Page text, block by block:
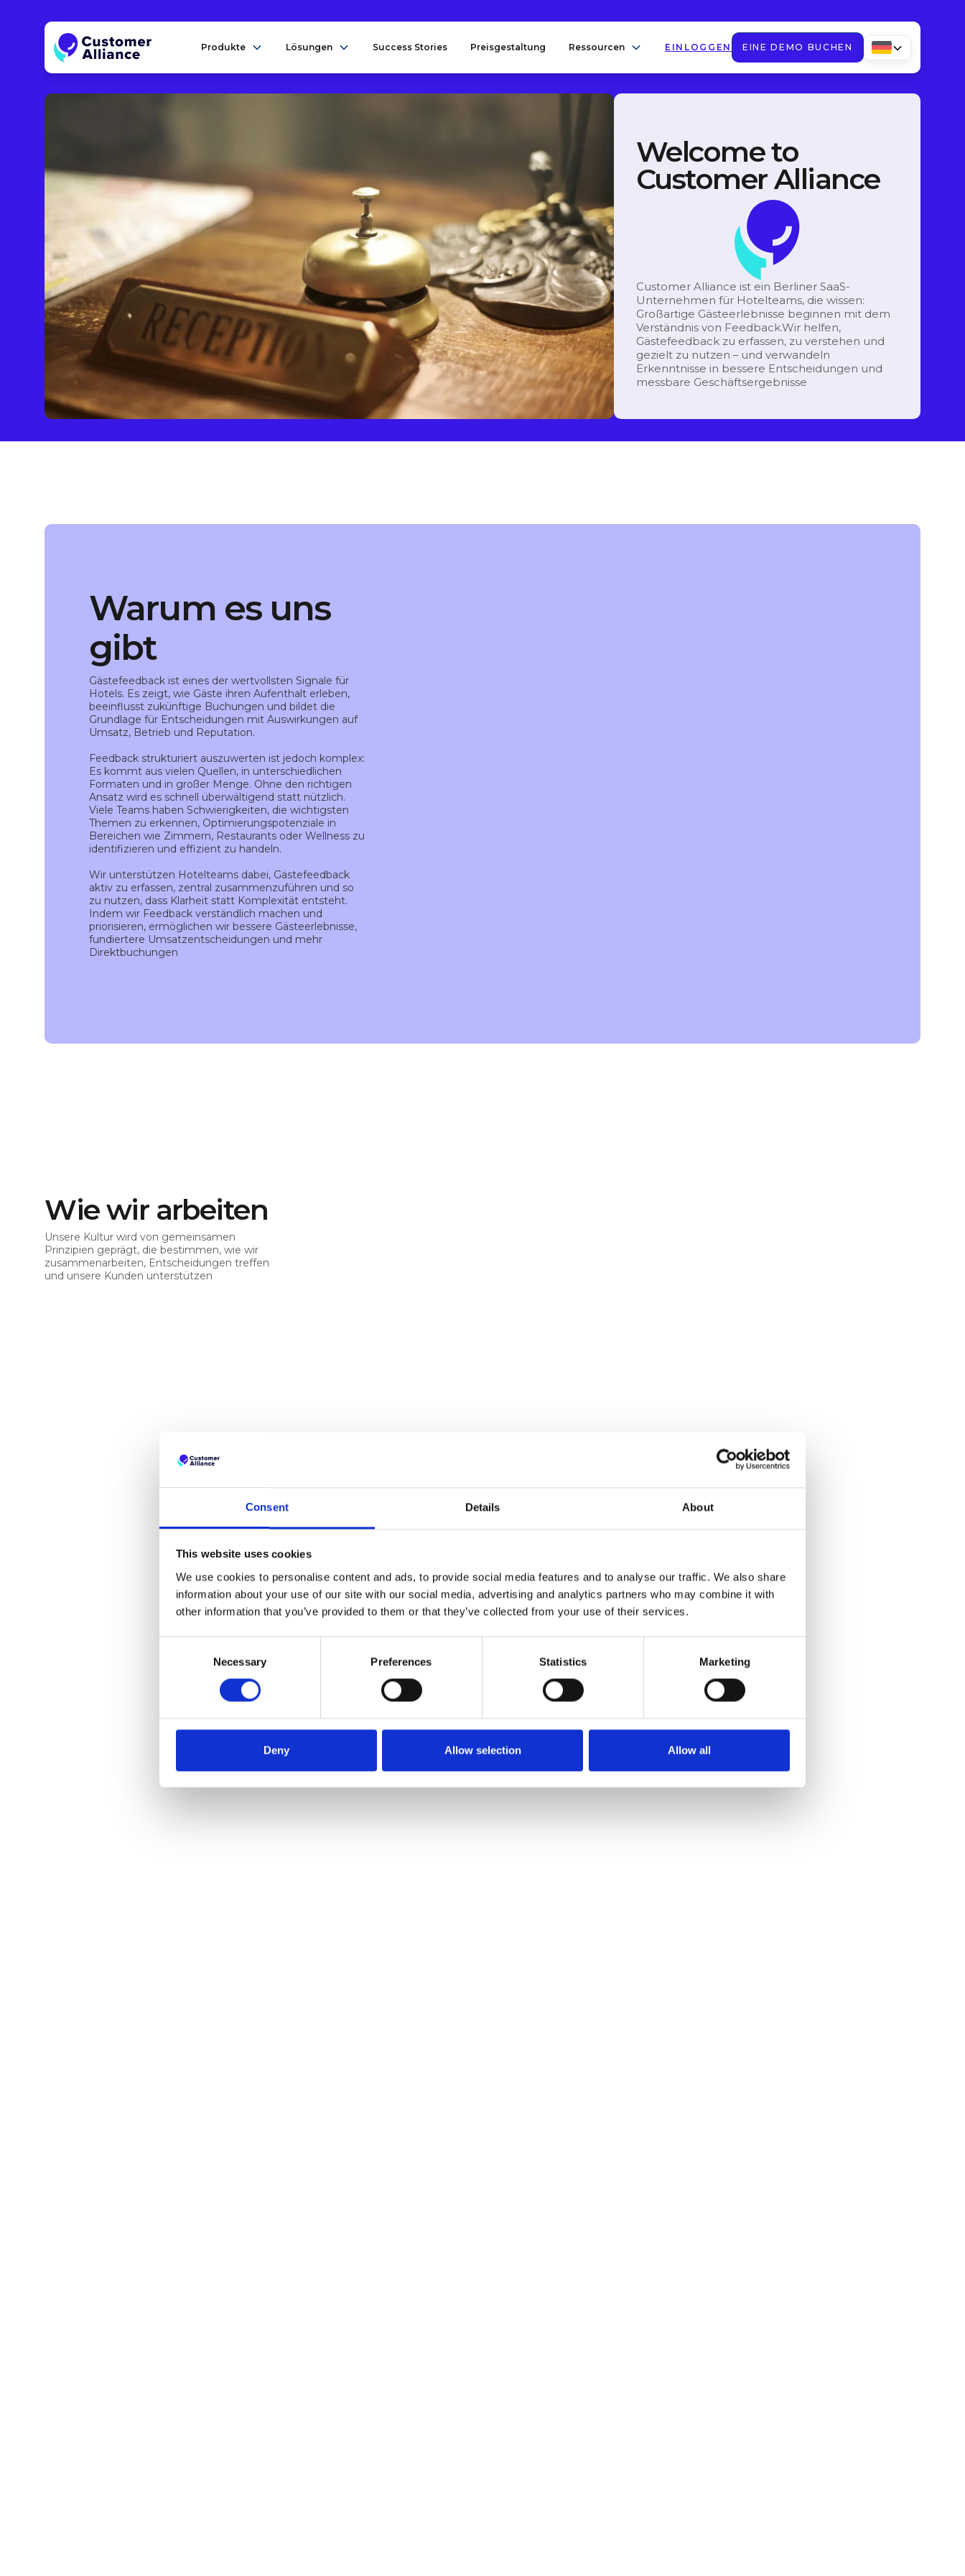
Consent Details About
This website uses cookies
We use cookies to personalise content and ads, to provide social media features and to analyse our traffic. We also share
information about your use of our site with our social media, advertising and analytics partners who may combine it with
other information that you’ve provided to them or that they’ve collected from your use of their services.
Necessary Preferences Statistics Marketing
Deny Allow selection Allow all
Produkte Lösungen Success Stories Preisgestaltung Ressourcen EINLOGGEN EINE DEMO BUCHEN
Welcome to
Customer Alliance
Customer Alliance ist ein Berliner SaaS-
Unternehmen für Hotelteams, die wissen:
Großartige Gästeerlebnisse beginnen mit dem
Verständnis von Feedback.Wir helfen,
Gästefeedback zu erfassen, zu verstehen und
gezielt zu nutzen – und verwandeln
Erkenntnisse in bessere Entscheidungen und
messbare Geschäftsergebnisse
Warum es uns
gibt
Gästefeedback ist eines der wertvollsten Signale für
Hotels. Es zeigt, wie Gäste ihren Aufenthalt erleben,
beeinflusst zukünftige Buchungen und bildet die
Grundlage für Entscheidungen mit Auswirkungen auf
Umsatz, Betrieb und Reputation.
Feedback strukturiert auszuwerten ist jedoch komplex:
Es kommt aus vielen Quellen, in unterschiedlichen
Formaten und in großer Menge. Ohne den richtigen
Ansatz wird es schnell überwältigend statt nützlich.
Viele Teams haben Schwierigkeiten, die wichtigsten
Themen zu erkennen, Optimierungspotenziale in
Bereichen wie Zimmern, Restaurants oder Wellness zu
identifizieren und effizient zu handeln.
Wir unterstützen Hotelteams dabei, Gästefeedback
aktiv zu erfassen, zentral zusammenzuführen und so
zu nutzen, dass Klarheit statt Komplexität entsteht.
Indem wir Feedback verständlich machen und
priorisieren, ermöglichen wir bessere Gästeerlebnisse,
fundiertere Umsatzentscheidungen und mehr
Direktbuchungen
Wie wir arbeiten
Unsere Kultur wird von gemeinsamen
Prinzipien geprägt, die bestimmen, wie wir
zusammenarbeiten, Entscheidungen treffen
und unsere Kunden unterstützen